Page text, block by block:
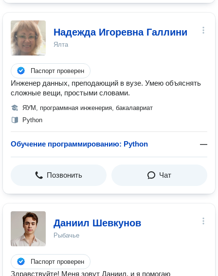
Надежда Игоревна Галлини
Ялта
Паспорт проверен
Инженер данных, преподающий в вузе. Умею объяснять
сложные вещи, простыми словами.
ЯУМ, программная инженерия, бакалавриат
Python
Обучение программированию: Python —
Позвонить Чат
Даниил Шевкунов
Рыбачье
Паспорт проверен
Здравствуйте! Меня зовут Даниил, и я помогаю